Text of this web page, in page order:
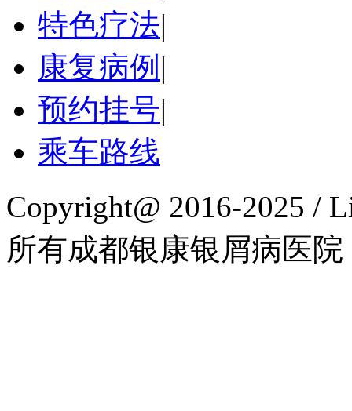
特色疗法|
康复病例 |
预约挂号|
乘车路线
Copyright@ 2016-2025 /
所有成都银康银屑病医院